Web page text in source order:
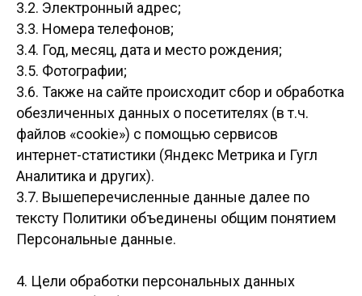
3.2. Электронный адрес;
3.3. Номера телефонов;
3.4. Год, месяц, дата и место рождения;
3.5. Фотографии;
3.6. Также на сайте происходит сбор и обработка
обезличенных данных о посетителях (в т.ч.
файлов «cookie») с помощью сервисов
интернет-статистики (Яндекс Метрика и Гугл
Аналитика и других).
3.7. Вышеперечисленные данные далее по
тексту Политики объединены общим понятием
Персональные данные.
4. Цели обработки персональных данных